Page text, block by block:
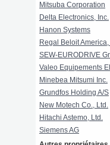
Mitsuba Corporation
Delta Electronics, Inc.
Hanon Systems
Regal Beloit America,
SEW-EURODRIVE
Valeo Equipements
Minebea Mitsumi Inc.
Grundfos Holding A/S
New Motech Co., Ltd.
Hitachi Astemo, Ltd.
Siemens AG